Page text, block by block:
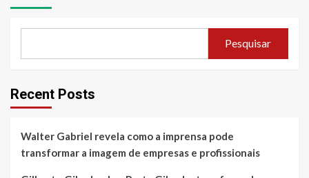
Pesquisar
Recent Posts
Walter Gabriel revela como a imprensa pode
transformar a imagem de empresas e profissionais